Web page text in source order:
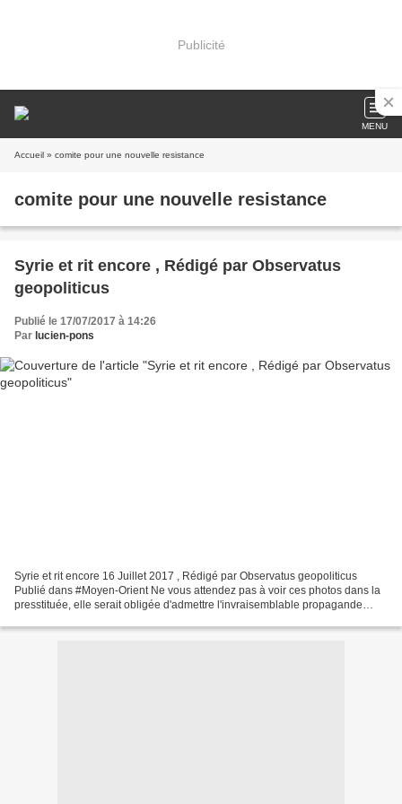
Publicité
MENU
Accueil » comite pour une nouvelle resistance
comite pour une nouvelle resistance
Syrie et rit encore , Rédigé par Observatus
geopoliticus
Publié le 17/07/2017 à 14:26
Par lucien-pons
Syrie et rit encore 16 Juillet 2017 , Rédigé par Observatus geopoliticus
Publié dans #Moyen-Orient Ne vous attendez pas à voir ces photos dans la
presstituée, elle serait obligée d'admettre l'invraisemblable propagande